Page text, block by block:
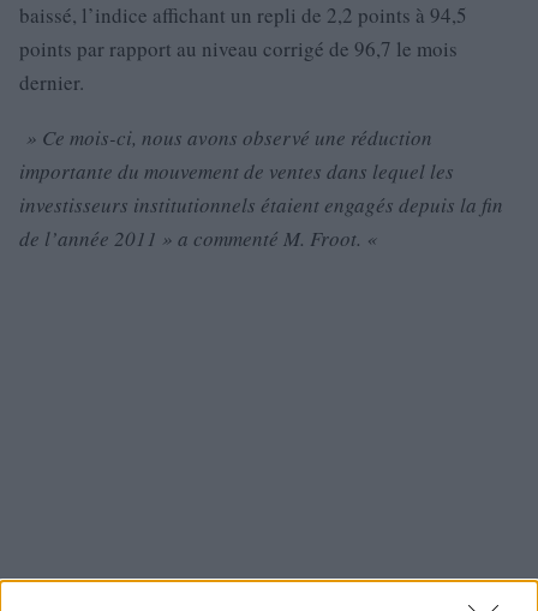
baissé, l’indice affichant un repli de 2,2 points à 94,5
points par rapport au niveau corrigé de 96,7 le mois
dernier.
» Ce mois-ci, nous avons observé une réduction
importante du mouvement de ventes dans lequel les
investisseurs institutionnels étaient engagés depuis la fin
de l’année 2011 » a commenté M. Froot. «